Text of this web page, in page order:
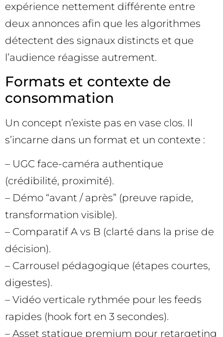
expérience nettement différente entre
deux annonces afin que les algorithmes
détectent des signaux distincts et que
l’audience réagisse autrement.
Formats et contexte de
consommation
Un concept n’existe pas en vase clos. Il
s’incarne dans un format et un contexte :
– UGC face-caméra authentique
(crédibilité, proximité).
– Démo “avant / après” (preuve rapide,
transformation visible).
– Comparatif A vs B (clarté dans la prise de
décision).
– Carrousel pédagogique (étapes courtes,
digestes).
– Vidéo verticale rythmée pour les feeds
rapides (hook fort en 3 secondes).
– Asset statique premium pour retargeting